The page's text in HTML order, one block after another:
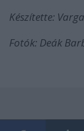
Készítette:
Fotók: Deák